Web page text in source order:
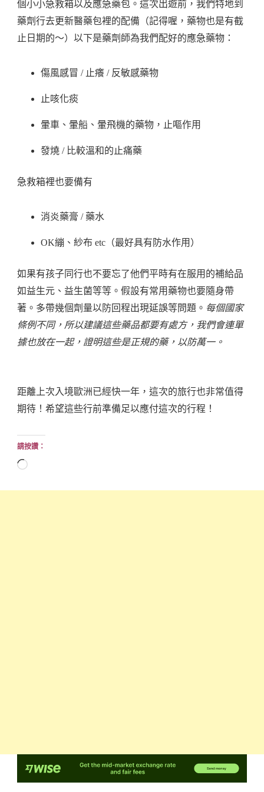
個小小急救箱以及應急藥包。這次出遊前，我們特地到
藥劑行去更新醫藥包裡的配備（記得喔，藥物也是有截
止日期的～）以下是藥劑師為我們配好的應急藥物：
傷風感冒 / 止癢 / 反敏感藥物
止咳化痰
暈車、暈船、暈飛機的藥物，止嘔作用
發燒 / 比較溫和的止痛藥
急救箱裡也要備有
消炎藥膏 / 藥水
OK繃、紗布 etc（最好具有防水作用）
如果有孩子同行也不要忘了他們平時有在服用的補給品
如益生元、益生菌等等。假設有常用藥物也要隨身帶
著。多帶幾個劑量以防回程出現延誤等問題。 每個國家
條例不同，所以建議這些藥品都要有處方，我們會連單
據也放在一起，證明這些是正規的藥，以防萬一。
距離上次入境歐洲已經快一年，這次的旅行也非常值得
期待！希望這些行前準備足以應付這次的行程！
請按讚：
正